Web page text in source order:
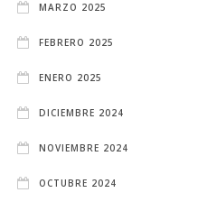
MARZO 2025
FEBRERO 2025
ENERO 2025
DICIEMBRE 2024
NOVIEMBRE 2024
OCTUBRE 2024